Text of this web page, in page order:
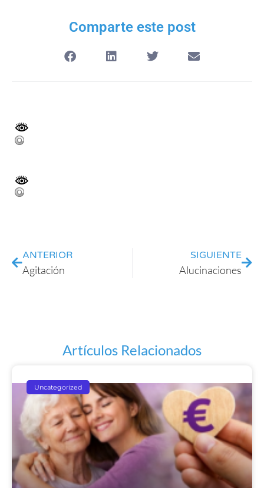
Comparte este post
ANTERIOR
Agitación
SIGUIENTE
Alucinaciones
Artículos Relacionados
Uncategorized